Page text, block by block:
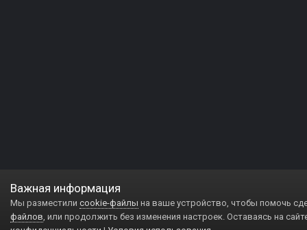
Важная информация
Мы разместили cookie-файлы на ваше устройство, чтобы помочь
файлов, или продолжить без изменения настроек. Оставаясь на